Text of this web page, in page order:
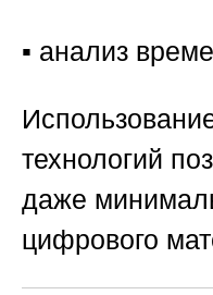
▪️ анализ
технологий
даже
цифрового